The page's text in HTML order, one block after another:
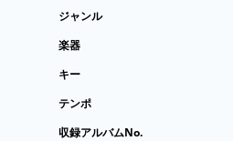
ジャンル
楽器
キー
テンポ
収録アルバムNo.